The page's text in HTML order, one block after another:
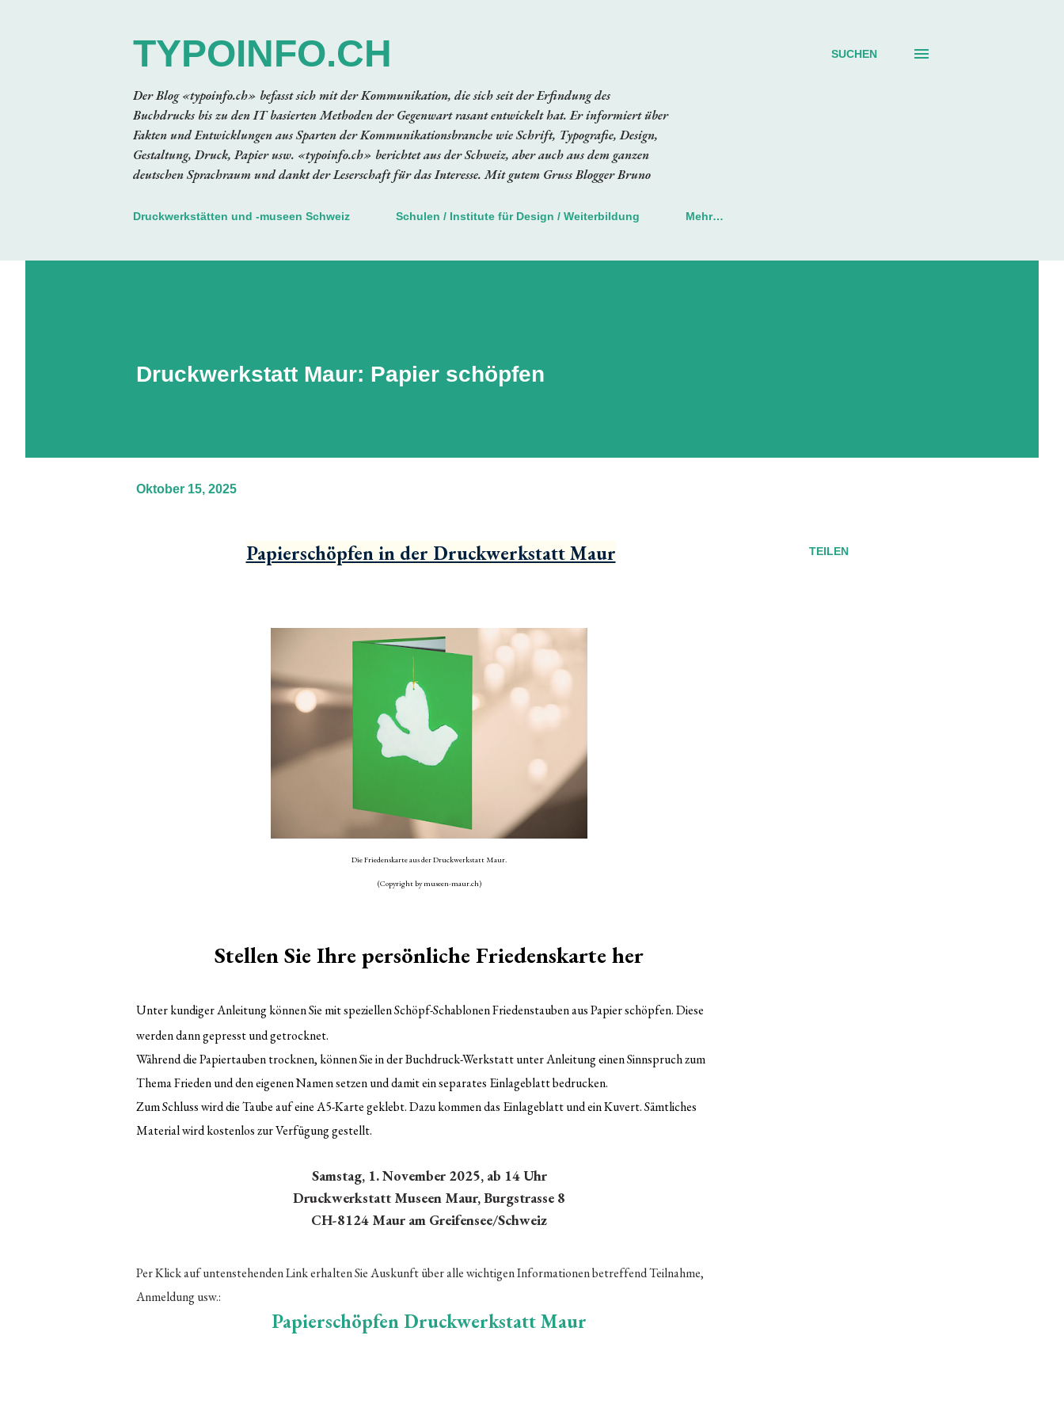
TYPOINFO.CH
Der Blog «typoinfo.ch» befasst sich mit der Kommunikation, die sich seit der Erfindung des
Buchdrucks bis zu den IT basierten Methoden der Gegenwart rasant entwickelt hat. Er informiert über
Fakten und Entwicklungen aus Sparten der Kommunikationsbranche wie Schrift, Typografie, Design,
Gestaltung, Druck, Papier usw. «typoinfo.ch» berichtet aus der Schweiz, aber auch aus dem ganzen
deutschen Sprachraum und dankt der Leserschaft für das Interesse. Mit gutem Gruss Blogger Bruno
SUCHEN
Druckwerkstätten und -museen Schweiz Schulen / Institute für Design / Weiterbildung Mehr…
Druckwerkstatt Maur: Papier schöpfen
Oktober 15, 2025
Papierschöpfen in der Druckwerkstatt Maur
Die Friedenskarte aus der Druckwerkstatt Maur.
(Copyright by museen-maur.ch)
Stellen Sie Ihre persönliche Friedenskarte her
Unter kundiger Anleitung können Sie mit speziellen Schöpf-Schablonen Friedenstauben aus Papier schöpfen. Diese
werden dann gepresst und getrocknet.
Während die Papiertauben trocknen, können Sie in der Buchdruck-Werkstatt unter Anleitung einen Sinnspruch zum
Thema Frieden und den eigenen Namen setzen und damit ein separates Einlageblatt bedrucken.
Zum Schluss wird die Taube auf eine A5-Karte geklebt. Dazu kommen das Einlageblatt und ein Kuvert. Sämtliches
Material wird kostenlos zur Verfügung gestellt.
Samstag, 1. November 2025, ab 14 Uhr
Druckwerkstatt Museen Maur,Burgstrasse 8
CH-8124 Maur am Greifensee/Schweiz
Per Klick auf untenstehenden Link erhalten Sie Auskunft über alle wichtigen Informationen betreffend Teilnahme,
Anmeldung usw.:
Papierschöpfen Druckwerkstatt Maur
TEILEN